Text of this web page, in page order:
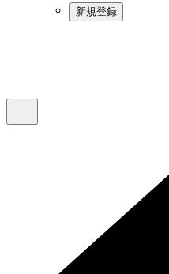
新規登録